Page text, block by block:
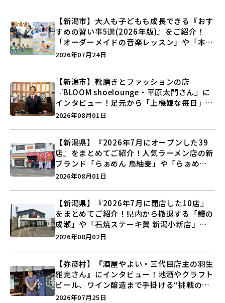
【新潟市】大人も子どもも成長できる『おす
すめの習い事5選(2026年版)』をご紹介！
「オーダーメイドの音楽レッスン」や「本格
キックボクシング」で新しい自分を見つけよ
2026年07月24日
【新潟市】靴磨きとファッションの店
『BLOOM shoelounge・平原太門さん』に
インタビュー！足元から「上機嫌な毎日」を
つくる装いの提案とは？
2026年08月01日
【新潟県】『2026年7月にオープンした39
店』をまとめてご紹介！人気ラーメン店の新
ブランド「らぁめん 鳥紬麦」や「らぁめん
しょうがの空」など盛りだくさん♪
2026年08月01日
【新潟県】『2026年7月に閉店した10店』
をまとめてご紹介！県内から撤退する「鰻の
成瀬」や「石焼ステーキ贅 新潟小新店」が
営業に幕…。
2026年08月02日
【弥彦村】『酒屋やよい・三代目店主の羽生
雅克さん』にインタビュー！地酒やクラフト
ビール、ワイン醸造まで手掛ける“挑戦の歴
史”に迫る♪
2026年07月25日